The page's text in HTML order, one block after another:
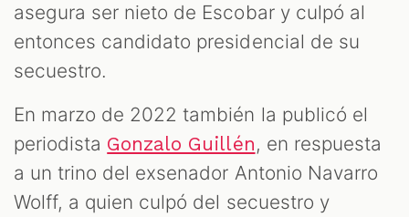
asegura ser nieto de Escobar y culpó al
entonces candidato presidencial de su
secuestro.
En marzo de 2022 también la publicó el
periodista Gonzalo Guillén, en respuesta
a un trino del exsenador Antonio Navarro
Wolff, a quien culpó del secuestro y